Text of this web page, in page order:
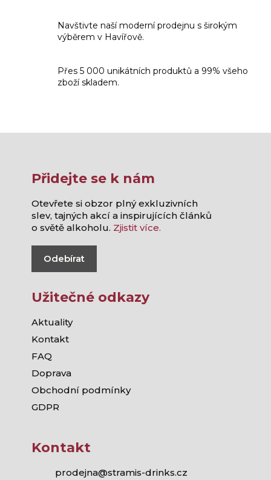
y
v
p
i
Navštivte naší moderní prodejnu s širokým
výběrem v Havířově.
Přes 5 000 unikátních produktů a 99% všeho
zboží skladem.
Přidejte se k nám
Otevřete si obzor plný exkluzivních
slev, tajných akcí a inspirujících článků
o světě alkoholu. Zjistit více.
Odebírat
Užitečné odkazy
Aktuality
Kontakt
FAQ
Doprava
Obchodní podmínky
GDPR
Kontakt
prodejna@stramis-drinks.cz